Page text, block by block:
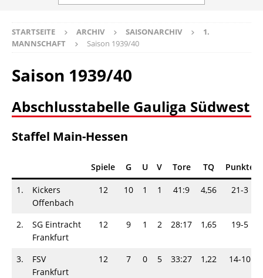
STARTSEITE ARCHIV SAISONARCHIV
1.
MANNSCHAFT
Saison 1939/40
Saison 1939/40
Abschlusstabelle Gauliga Südwest
Staffel Main-Hessen
Spiele G U V Tore TQ Punkte
1.
Kickers
Offenbach
12 10 1 1 41:9 4,56 21-3
2.
SG Eintracht
Frankfurt
12 9 1 2 28:17 1,65 19-5
3.
FSV
Frankfurt
12 7 0 5 33:27 1,22 14-10